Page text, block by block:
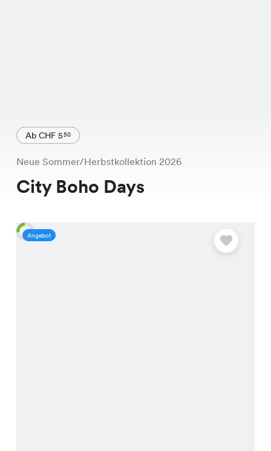
Ab CHF 550
Neue Sommer/Herbstkollektion 2026
City Boho Days
Angebot